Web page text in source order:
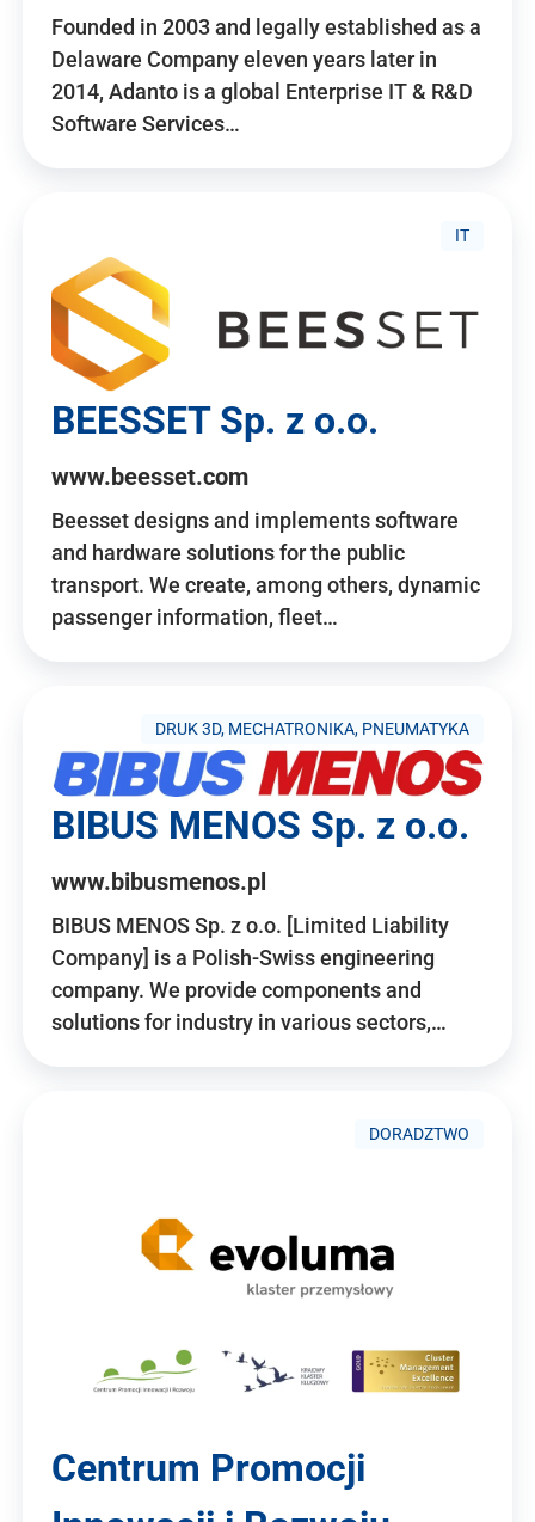
Founded in 2003 and legally established as a
Delaware Company eleven years later in
2014, Adanto is a global Enterprise IT & R&D
Software Services…
IT
BEESSET Sp. z o.o.
www.beesset.com
Beesset designs and implements software
and hardware solutions for the public
transport. We create, among others, dynamic
passenger information, fleet…
DRUK 3D, MECHATRONIKA, PNEUMATYKA
BIBUS MENOS Sp. z o.o.
www.bibusmenos.pl
BIBUS MENOS Sp. z o.o. [Limited Liability
Company] is a Polish-Swiss engineering
company. We provide components and
solutions for industry in various sectors,…
DORADZTWO
Centrum Promocji